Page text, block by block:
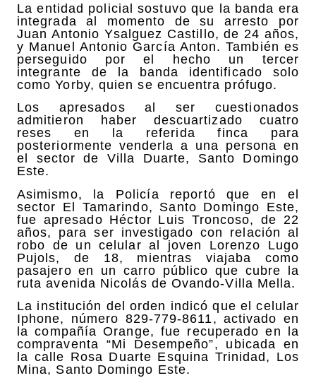
La entidad policial sostuvo que la banda era
integrada al momento de su arresto por
Juan Antonio Ysalguez Castillo, de 24 años,
y Manuel Antonio García Anton. También es
perseguido por el hecho un tercer
integrante de la banda identificado solo
como Yorby, quien se encuentra prófugo.
Los apresados al ser cuestionados
admitieron haber descuartizado cuatro
reses en la referida finca para
posteriormente venderla a una persona en
el sector de Villa Duarte, Santo Domingo
Este.
Asimismo, la Policía reportó que en el
sector El Tamarindo, Santo Domingo Este,
fue apresado Héctor Luis Troncoso, de 22
años, para ser investigado con relación al
robo de un celular al joven Lorenzo Lugo
Pujols, de 18, mientras viajaba como
pasajero en un carro público que cubre la
ruta avenida Nicolás de Ovando-Villa Mella.
La institución del orden indicó que el celular
Iphone, número 829-779-8611, activado en
la compañía Orange, fue recuperado en la
compraventa “Mi Desempeño”, ubicada en
la calle Rosa Duarte Esquina Trinidad, Los
Mina, Santo Domingo Este.